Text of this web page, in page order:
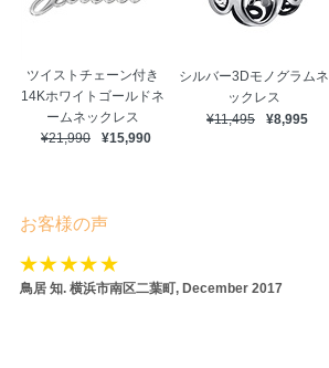
ツイストチェーン付き
14Kホワイトゴールドネ
ームネックレス
¥21,990
¥15,990
シルバー3Dモノグラムネ
ックレス
¥11,495
¥8,995
お客様の声
鳥居 知.横浜市南区二葉町, December 2017